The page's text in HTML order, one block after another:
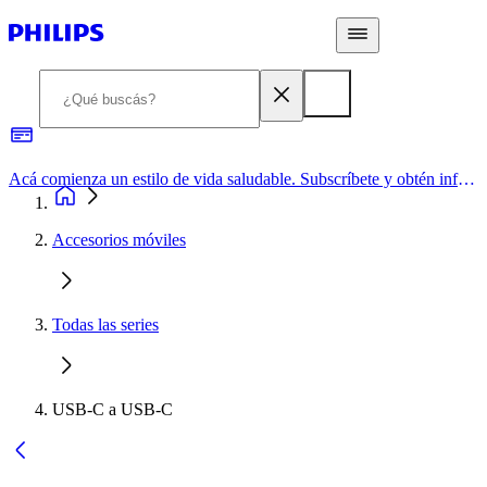
Acá comienza un estilo de vida saludable. Subscríbete y obtén información de primera mano
Accesorios móviles
Todas las series
USB-C a USB-C